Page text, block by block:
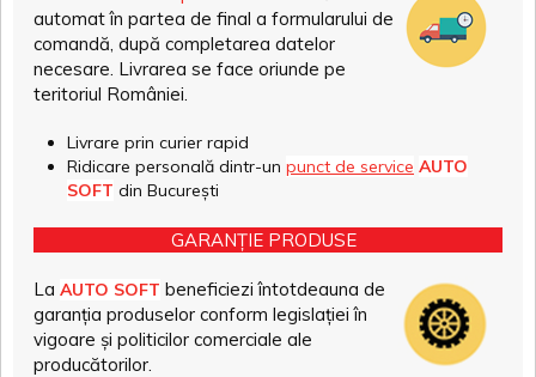
automat în partea de final a formularului de
comandă, după completarea datelor
necesare. Livrarea se face oriunde pe
teritoriul României.
Livrare prin curier rapid
Ridicare personală dintr-un punct de service AUTO
SOFT din București
GARANȚIE PRODUSE
La AUTO SOFT beneficiezi întotdeauna de
garanția produselor conform legislației în
vigoare și politicilor comerciale ale
producătorilor.